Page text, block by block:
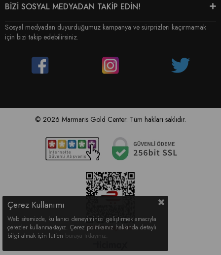
BİZİ SOSYAL MEDYADAN TAKİP EDİN!
Sosyal medyadan duyurduğumuz kampanya ve sürprizleri kaçırmamak
için bizi takip edebilirsiniz.
© 2026 Marmaris Gold Center. Tüm hakları saklıdır.
Çerez Kullanımı
Web sitemizde, kullanıcı deneyiminizi geliştirmek amacıyla
çerezler kullanmaktayız. Çerez politikamız hakkında detaylı
bilgi almak için lütfen buraya tıklayınız